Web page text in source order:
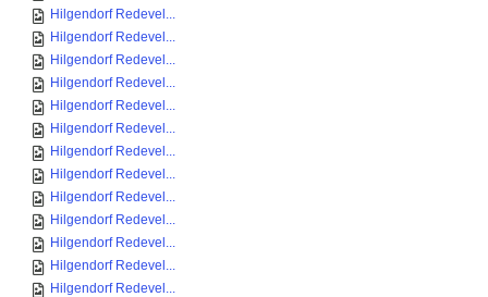
Hilgendorf Redevel...
Hilgendorf Redevel...
Hilgendorf Redevel...
Hilgendorf Redevel...
Hilgendorf Redevel...
Hilgendorf Redevel...
Hilgendorf Redevel...
Hilgendorf Redevel...
Hilgendorf Redevel...
Hilgendorf Redevel...
Hilgendorf Redevel...
Hilgendorf Redevel...
Hilgendorf Redevel...